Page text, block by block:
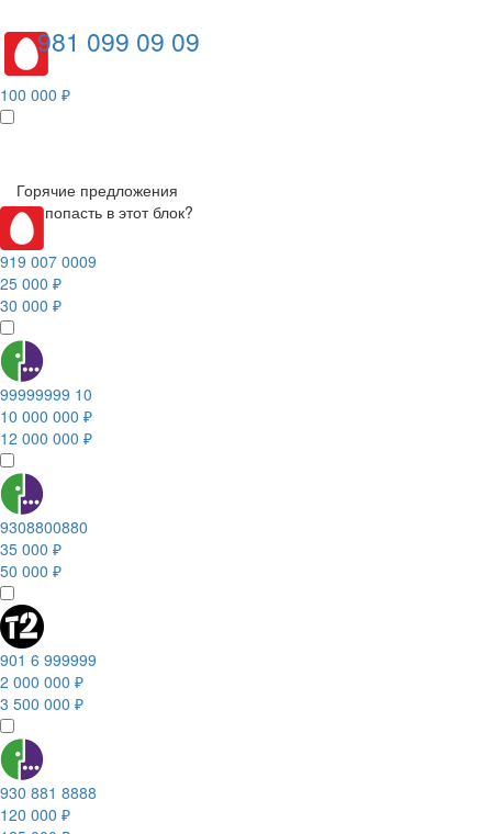
981 099 09 09
100 000 ₽
Горячие предложения
Как попасть в этот блок?
919 007 0009
25 000 ₽
30 000 ₽
99999999 10
10 000 000 ₽
12 000 000 ₽
9308800880
35 000 ₽
50 000 ₽
901 6 999999
2 000 000 ₽
3 500 000 ₽
930 881 8888
120 000 ₽